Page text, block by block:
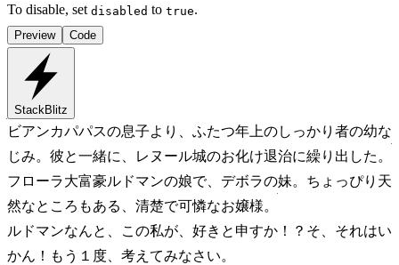
To disable, set disabled to true.
Preview Code
StackBlitz
ビアンカパパスの息子より、ふたつ年上のしっかり者の幼な
じみ。彼と一緒に、レヌール城のお化け退治に繰り出した。
フローラ大富豪ルドマンの娘で、デボラの妹。ちょっぴり天
然なところもある、清楚で可憐なお嬢様。
ルドマンなんと、この私が、好きと申すか！？そ、それはい
かん！もう１度、考えてみなさい。